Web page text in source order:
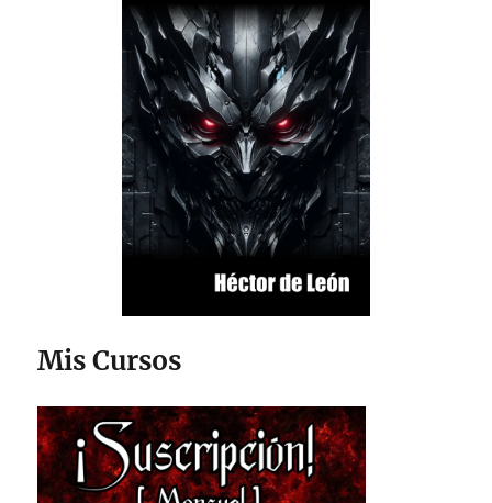
Mis Cursos